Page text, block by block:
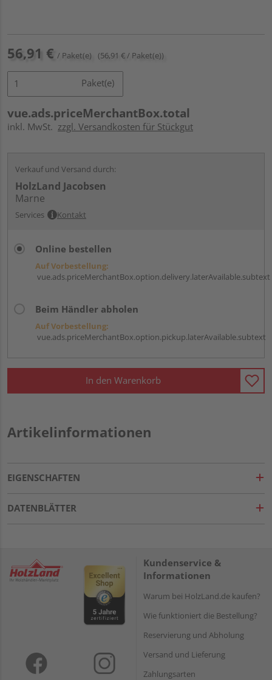
56,91 € / Paket(e) (56,91 € / Paket(e))
Paket(e)
vue.ads.priceMerchantBox.total
inkl. MwSt. zzgl. Versandkosten für Stückgut
Verkauf und Versand durch:
HolzLand Jacobsen
Marne
Services Kontakt
Online bestellen
Auf Vorbestellung:
vue.ads.priceMerchantBox.option.delivery.laterAvailable.subtext
Beim Händler abholen
Auf Vorbestellung:
vue.ads.priceMerchantBox.option.pickup.laterAvailable.subtext
In den Warenkorb
Artikelinformationen
EIGENSCHAFTEN
DATENBLÄTTER
Kundenservice &
Informationen
Warum bei HolzLand.de kaufen?
Wie funktioniert die Bestellung?
Reservierung und Abholung
Versand und Lieferung
Zahlungsarten